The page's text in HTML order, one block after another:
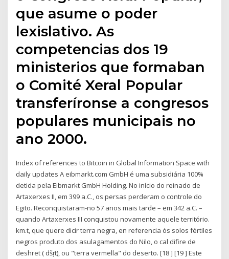
que asume o poder
lexislativo. As
competencias dos 19
ministerios que formaban
o Comité Xeral Popular
transferíronse a congresos
populares municipais no
ano 2000.
Index of references to Bitcoin in Global Information Space with
daily updates A eibmarkt.com GmbH é uma subsidiária 100%
detida pela Eibmarkt GmbH Holding. No início do reinado de
Artaxerxes II, em 399 a.C., os persas perderam o controle do
Egito. Reconquistaram-no 57 anos mais tarde – em 342 a.C. –
quando Artaxerxes III conquistou novamente aquele território.
km.t, que quere dicir terra negra, en referencia ós solos fértiles
negros produto dos asulagamentos do Nilo, o cal difire de
deshret ( dšṛt), ou "terra vermella" do deserto. [18 ] [19 ] Este